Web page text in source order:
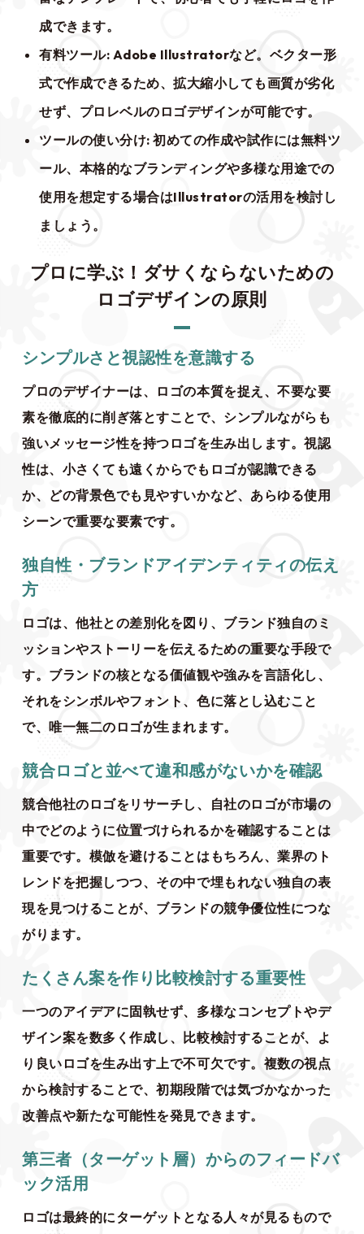
成できます。
有料ツール: Adobe Illustratorなど。ベクター形
式で作成できるため、拡大縮小しても画質が劣化
せず、プロレベルのロゴデザインが可能です。
ツールの使い分け: 初めての作成や試作には無料ツ
ール、本格的なブランディングや多様な用途での
使用を想定する場合はIllustratorの活用を検討し
ましょう。
プロに学ぶ！ダサくならないための
ロゴデザインの原則
シンプルさと視認性を意識する
プロのデザイナーは、ロゴの本質を捉え、不要な要
素を徹底的に削ぎ落とすことで、シンプルながらも
強いメッセージ性を持つロゴを生み出します。視認
性は、小さくても遠くからでもロゴが認識できる
か、どの背景色でも見やすいかなど、あらゆる使用
シーンで重要な要素です。
独自性・ブランドアイデンティティの伝え
方
ロゴは、他社との差別化を図り、ブランド独自のミ
ッションやストーリーを伝えるための重要な手段で
す。ブランドの核となる価値観や強みを言語化し、
それをシンボルやフォント、色に落とし込むこと
で、唯一無二のロゴが生まれます。
競合ロゴと並べて違和感がないかを確認
競合他社のロゴをリサーチし、自社のロゴが市場の
中でどのように位置づけられるかを確認することは
重要です。模倣を避けることはもちろん、業界のト
レンドを把握しつつ、その中で埋もれない独自の表
現を見つけることが、ブランドの競争優位性につな
がります。
たくさん案を作り比較検討する重要性
一つのアイデアに固執せず、多様なコンセプトやデ
ザイン案を数多く作成し、比較検討することが、よ
り良いロゴを生み出す上で不可欠です。複数の視点
から検討することで、初期段階では気づかなかった
改善点や新たな可能性を発見できます。
第三者（ターゲット層）からのフィードバ
ック活用
ロゴは最終的にターゲットとなる人々が見るもので